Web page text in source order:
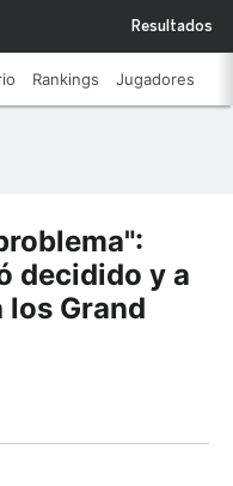
Resultados
Rankings Jugadores
decidido y a
Grand